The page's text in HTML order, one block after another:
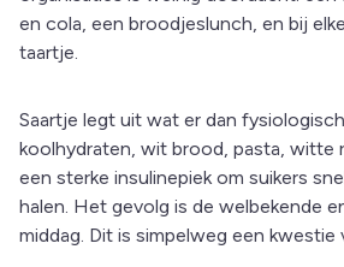
en cola, een broodjeslunch, en bij
taartje.
Saartje legt uit wat er dan
koolhydraten, wit brood, pasta, witte
een sterke insulinepiek om suikers
halen. Het gevolg is de welbekende
middag. Dit is simpelweg een kwestie